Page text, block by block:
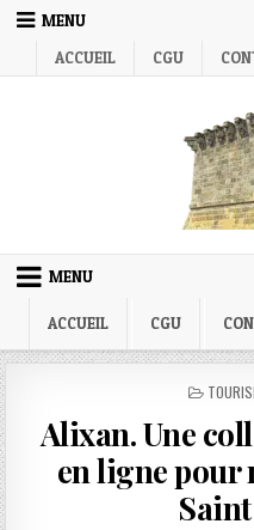
Skip
content
MENU
ACCUEIL
CGU
MENU
ACCUEIL CGU
POSTED
Alixan. Une
en ligne pour